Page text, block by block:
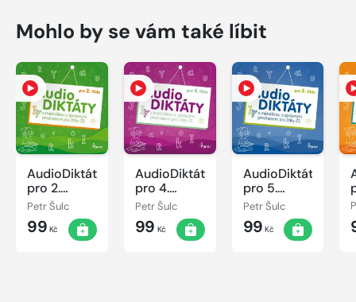
Mohlo by se vám také líbit
AudioDiktáty
pro 2.
ročník
Petr Šulc
99 Kč
AudioDiktáty
pro 4.
ročník
Petr Šulc
99 Kč
AudioDiktáty
pro 5.
ročník
Petr Šulc
99 Kč